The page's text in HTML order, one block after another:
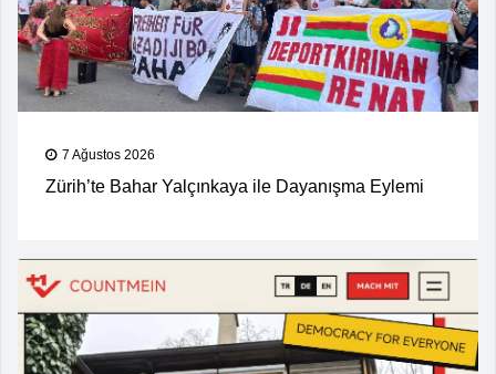
7 Ağustos 2026
Zürih’te Bahar Yalçınkaya ile Dayanışma Eylemi